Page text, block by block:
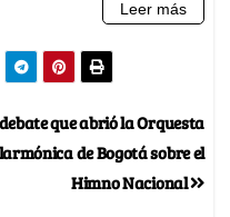
que abrió la Orquesta
de Bogotá sobre el
Himno Nacional